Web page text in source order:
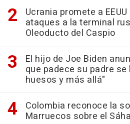
Ucrania promete a
ataques a la terminal
Oleoducto del Caspio
El hijo de Joe Biden
que padece su padre
huesos y más allá"
Colombia reconoce la
Marruecos sobre el